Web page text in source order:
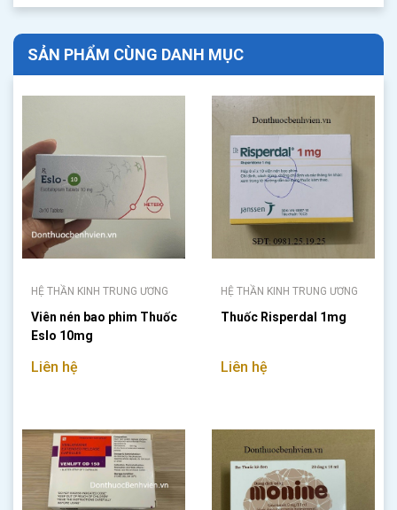
SẢN PHẨM CÙNG DANH MỤC
HỆ THẦN KINH TRUNG ƯƠNG
Viên nén bao phim Thuốc
Eslo 10mg
Liên hệ
HỆ THẦN KINH TRUNG ƯƠNG
Thuốc Risperdal 1mg
Liên hệ